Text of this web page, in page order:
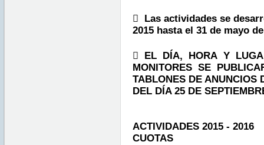
 Las actividades se
2015 hasta el 31 de mayo
 EL DÍA, HORA Y
MONITORES SE
TABLONES DE ANUNCIOS
DEL DÍA 25 DE
ACTIVIDADES 2015 - 2016
CUOTAS